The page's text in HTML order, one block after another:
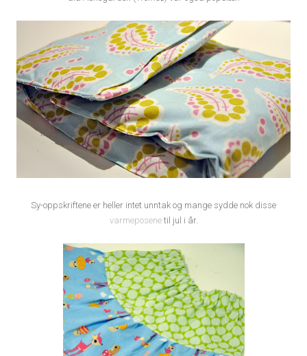
Sy-oppskriftene er heller intet unntak og mange sydde nok disse
varmeposenetil jul i år.